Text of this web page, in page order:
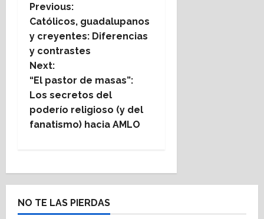
P
o
s
t
n
a
i
g
Previous:
Católicos, guadalupanos
y creyentes: Diferencias
y contrastes
Next:
“El pastor de masas”:
Los secretos del
poderío religioso (y del
fanatismo) hacia AMLO
NO TE LAS PIERDAS